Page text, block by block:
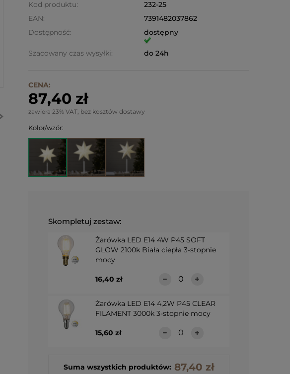
Kod produktu:
232-25
EAN:
7391482037862
Dostępność:
dostępny
Szacowany czas wysyłki: do 24h
CENA:
87,40 zł
zawiera 23% VAT, bez kosztów dostawy
Kolor/wzór:
Skompletuj zestaw:
Żarówka LED E14 4W P45 SOFT
GLOW 2100k Biała ciepła 3-stopnie
mocy
16,40 zł
Żarówka LED E14 4,2W P45 CLEAR
FILAMENT 3000k 3-stopnie mocy
15,60 zł
Suma wszystkich produktów: 87,40 zł